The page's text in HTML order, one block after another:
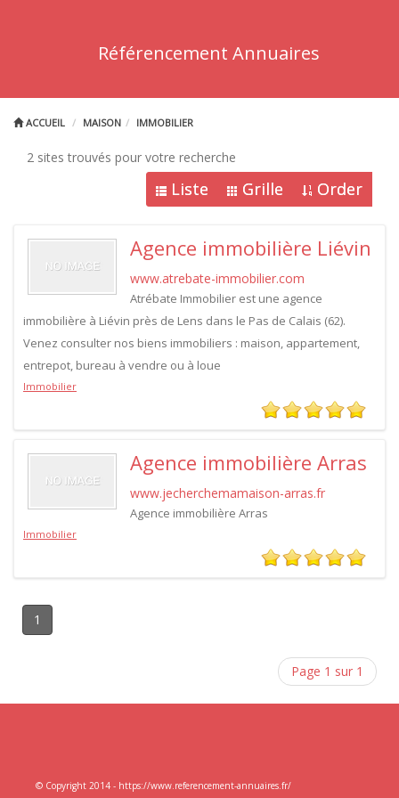
Référencement Annuaires
ACCUEIL MAISON IMMOBILIER
2 sites trouvés pour votre recherche
Liste Grille Order
Agence immobilière Liévin
www.atrebate-immobilier.com
Atrébate Immobilier est une agence
immobilière à Liévin près de Lens dans le Pas de Calais (62).
Venez consulter nos biens immobiliers : maison, appartement,
entrepot, bureau à vendre ou à loue
Immobilier
Agence immobilière Arras
www.jecherchemamaison-arras.fr
Agence immobilière Arras
Immobilier
1
Page 1 sur 1
© Copyright 2014 - https://www.referencement-annuaires.fr/